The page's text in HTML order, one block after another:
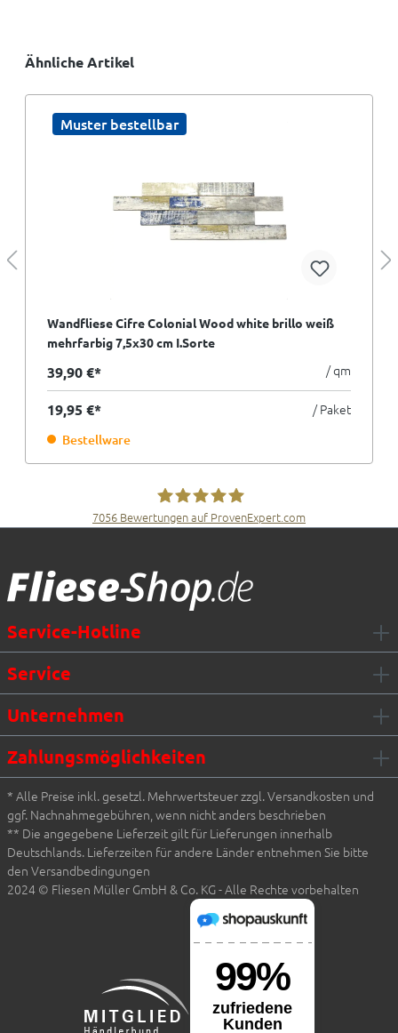
Ähnliche Artikel
Muster bestellbar
Wandfliese Cifre Colonial Wood white brillo weiß
mehrfarbig 7,5x30 cm I.Sorte
39,90 €* / qm
19,95 €* / Paket
Bestellware
7056 Bewertungen auf ProvenExpert.com
Service-Hotline
Service
Unternehmen
Zahlungsmöglichkeiten
* Alle Preise inkl. gesetzl. Mehrwertsteuer zzgl. Versandkosten und
ggf. Nachnahmegebühren, wenn nicht anders beschrieben
** Die angegebene Lieferzeit gilt für Lieferungen innerhalb
Deutschlands. Lieferzeiten für andere Länder entnehmen Sie bitte
den Versandbedingungen
2024 © Fliesen Müller GmbH & Co. KG - Alle Rechte vorbehalten